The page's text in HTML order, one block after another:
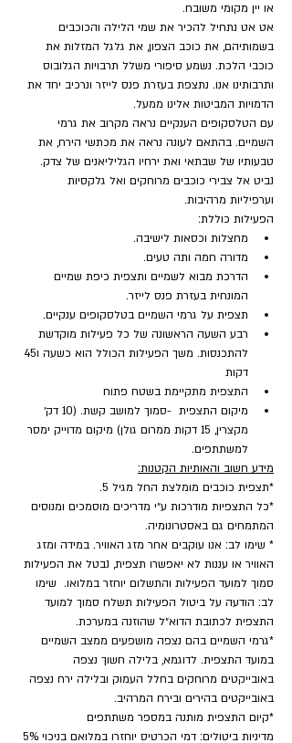
או יין מקומי משובח.
אט אט נתחיל להכיר את שמי הלילה והכוכבים
בשמותיהם, את כוכב הצפון, את גלגל המזלות את
כוכבי הלכת. נשמע סיפורי משלל תרבויות הגלובוס
ותרבותינו אנו. נתצפת בעזרת פנס לייזר ונרכיב יחד את
הדמויות המביטות אלינו ממעל.
עם הטלסקופים הענקיים נראה מקרוב את גרמי
השמיים. בהתאם לעונה נראה את מכתשי הירח, את
טבעותיו של שבתאי ואת ירחיו הגליליאנים של צדק.
נביט אל צבירי כוכבים מרוחקים ואל גלקסיות
וערפיליות מרהיבות.
הפעילות כוללת:
מחצלות וכסאות לישיבה.
מדורה חמה ותה טעים.
הדרכת מבוא לשמיים ותצפית כיפת שמיים
המונחית בעזרת פנס לייזר.
תצפית על גרמי השמיים בטלסקופים ענקיים.
רבע השעה הראשונה של כל פעילות מוקדשת
דקות
התצפית מתקיימת בשטח פתוח
מיקום התצפית  -סמוך למושב קשת. (10 דק׳
מקצרין, 15 דקות ממרום גולן) מיקום מדוייק ימסר
למשתתפים.
מידע חשוב והאותיות הקטנות:
*תצפית כוכבים מומלצת החל מגיל 5.
*כל התצפיות מודרכות ע״י מדריכים מוסמכים ומנוסים
המתמחים גם באסטרונומיה.
* שימו לב: אנו עוקבים אחר מזג האוויר. במידה ומזג
האוויר או עננות לא יאפשרו תצפית, נבטל את הפעילות
סמוך למועד הפעילות והתשלום יוחזר במלואו.  שימו
לב: הודעה על ביטול הפעילות תשלח סמוך למועד
התצפית לכתובת הדוא״ל שהוזנה במערכת.
*גרמי השמיים בהם נצפה מושפעים ממצב השמיים
במועד התצפית. לדוגמא, בלילה חשוך נצפה
באובייקטים מרוחקים בחלל העמוק ובלילה ירח נצפה
באובייקטים בהירים ובירח המרהיב.
​*קיום התצפית מותנה במספר משתתפים